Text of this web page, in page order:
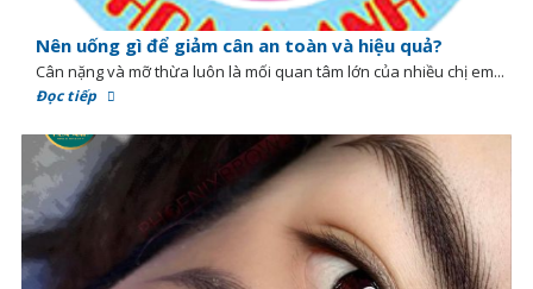
Nên uống gì để giảm cân an toàn và hiệu quả?
Cân nặng và mỡ thừa luôn là mối quan tâm lớn của nhiều chị em...
Đọc tiếp